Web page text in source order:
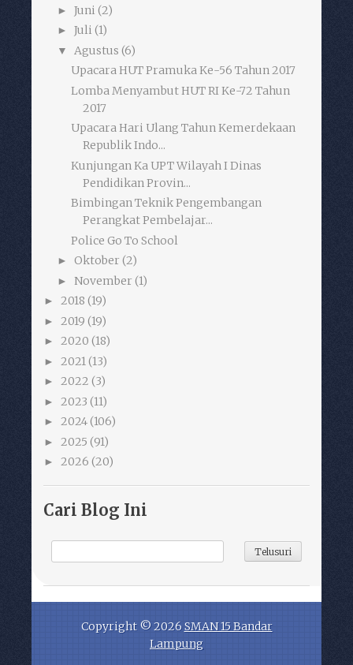
► Juni (2)
► Juli (1)
▼ Agustus (6)
Upacara HUT Pramuka Ke-56 Tahun 2017
Lomba Menyambut HUT RI Ke-72 Tahun
2017
Upacara Hari Ulang Tahun Kemerdekaan
Republik Indo...
Kunjungan Ka UPT Wilayah I Dinas
Pendidikan Provin...
Bimbingan Teknik Pengembangan
Perangkat Pembelajar...
Police Go To School
► Oktober (2)
► November (1)
► 2018 (19)
► 2019 (19)
► 2020 (18)
► 2021 (13)
► 2022 (3)
► 2023 (11)
► 2024(106)
► 2025 (91)
► 2026 (20)
Cari Blog Ini
Copyright ©2026SMAN 15 Bandar
Lampung